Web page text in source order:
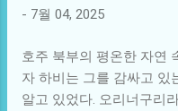
사랑을 보여주고자 했지
이라 할 수 있다. 이 또한
한 통로가 되고 있다. 일
음 접했을 때, 이들은 비주
이는 육즙이 흐르는 돼지
- 7월 04, 2025
호주 북부의 평온한 자연
자 하비는 그를 감싸고 있
알고 있었다. 오리너구리